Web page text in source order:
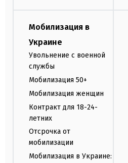
Мобилизация в
Украине
Увольнение с военной
службы
Мобилизация 50+
Мобилизация женщин
Контракт для 18-24-
летних
Отсрочка от
мобилизации
Мобилизация в Украине: